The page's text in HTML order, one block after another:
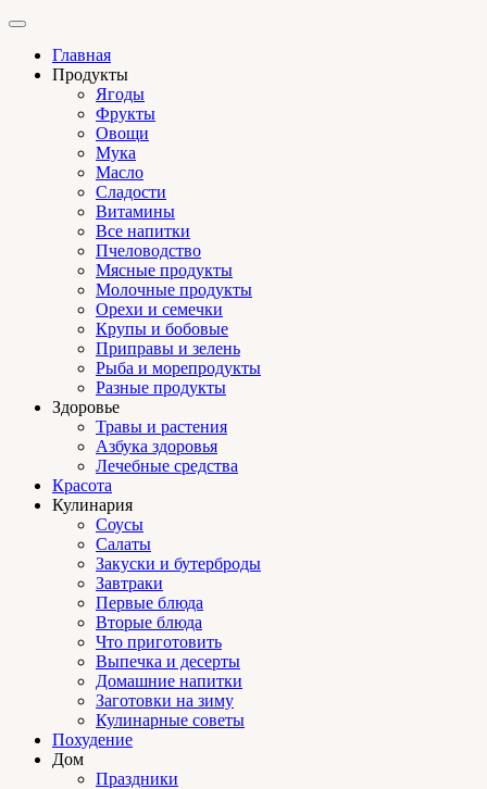
Главная
Продукты
Ягоды
Фрукты
Овощи
Мука
Масло
Сладости
Витамины
Все напитки
Пчеловодство
Мясные продукты
Молочные продукты
Орехи и семечки
Крупы и бобовые
Приправы и зелень
Рыба и морепродукты
Разные продукты
Здоровье
Травы и растения
Азбука здоровья
Лечебные средства
Красота
Кулинария
Соусы
Салаты
Закуски и бутерброды
Завтраки
Первые блюда
Вторые блюда
Что приготовить
Выпечка и десерты
Домашние напитки
Заготовки на зиму
Кулинарные советы
Похудение
Дом
Праздники